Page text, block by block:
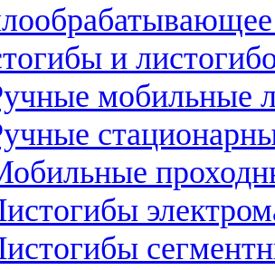
и
мобильные